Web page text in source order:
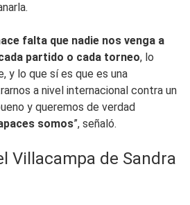
falta que nadie nos venga a
partido o cada torneo, lo
y lo que sí es que es una
a nivel internacional contra un
y queremos de verdad
somos”, señaló.
Villacampa de Sandra